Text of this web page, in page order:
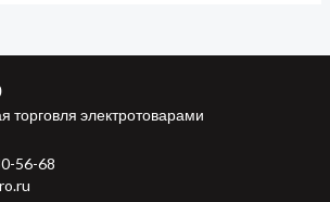
торговля электротоварами
56-68